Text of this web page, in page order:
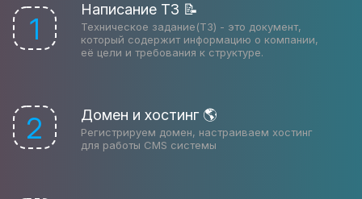
1
Написание ТЗ 📝
Техническое задание(ТЗ) - это документ,
который содержит информацию о компании,
её цели и требования к структуре.
2 Домен и хостинг 🌎
Регистрируем домен, настраиваем хостинг
для работы CMS системы